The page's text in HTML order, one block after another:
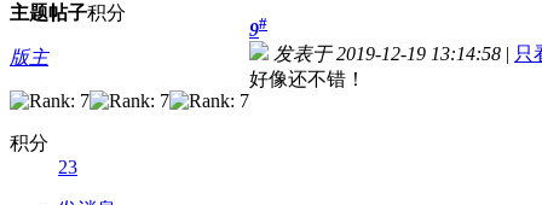
主题帖子积分
版主
积分
23
9#
发表于 2019-12-19 13:14:58 | 只
好像还不错！